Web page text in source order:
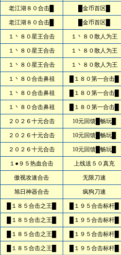
老江湖８０合击█ █金币首区█
老江湖８０合击█ █金币首区█
１丶８０星王合击 １丶８０散人为王
１丶８０星王合击 １丶８０散人为王
１丶８０星王合击 １丶８０散人为王
１丶８０合击鼻祖 █１８０第一合击█
１丶８０合击鼻祖 █１８０第一合击█
１丶８０合击鼻祖 █１８０第一合击█
２０２６十元合击 10元回馈█畅玩█
２０２６十元合击 10元回馈█畅玩█
２０２６十元合击 10元回馈█畅玩█
１●９５热血合击 上线送５０真充
傲视攻速合击 无限刀速
旭日神器合击 疯狗刀速
█１８５合击之王█ █１９５合击标杆█
█１８５合击之王█ █１９５合击标杆█
█１８５合击之王█ █１９５合击标杆█
█１８５合击之王█ █１９５合击标杆█